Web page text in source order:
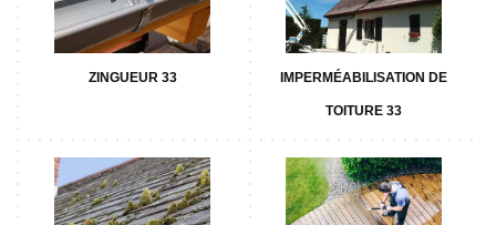
ZINGUEUR 33 IMPERMÉABILISATION DE
TOITURE 33